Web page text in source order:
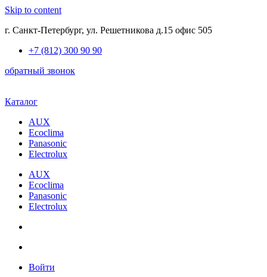
Skip to content
г. Санкт-Петербург, ул. Решетникова д.15 офис 505
+7 (812) 300 90 90
обратный звонок
Каталог
AUX
Ecoclima
Panasonic
Electrolux
AUX
Ecoclima
Panasonic
Electrolux
Войти